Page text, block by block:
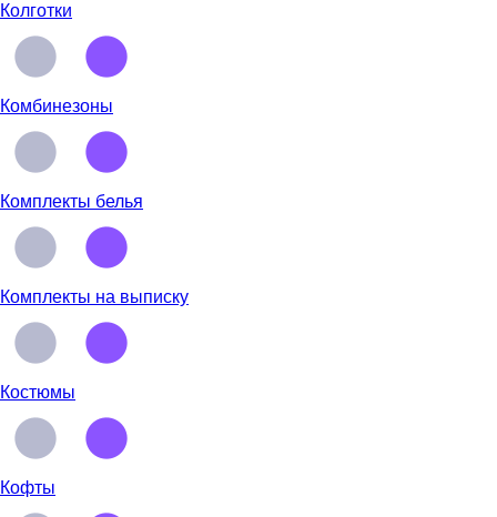
Колготки
Комбинезоны
Комплекты белья
Комплекты на выписку
Костюмы
Кофты